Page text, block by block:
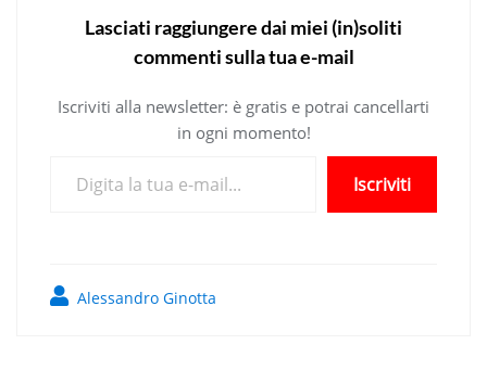
Lasciati raggiungere dai miei (in)soliti
commenti sulla tua e-mail
Iscriviti alla newsletter: è gratis e potrai cancellarti
in ogni momento!
Iscriviti
Alessandro Ginotta